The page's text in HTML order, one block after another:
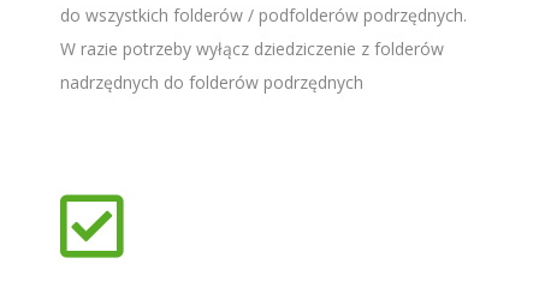
do wszystkich folderów / podfolderów podrzędnych.
W razie potrzeby wyłącz dziedziczenie z folderów
nadrzędnych do folderów podrzędnych